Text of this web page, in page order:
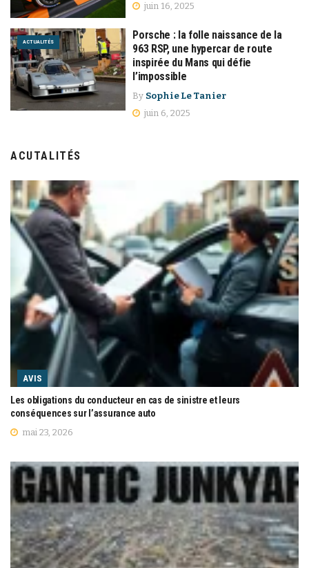
juin 16, 2025
ACTUALITÉS
Porsche : la folle naissance de la
963 RSP, une hypercar de route
inspirée du Mans qui défie
l’impossible
By Sophie Le Tanier
juin 6, 2025
ACUTALITÉS
AVIS
Les obligations du conducteur en cas de sinistre et leurs
conséquences sur l’assurance auto
mai 23, 2026